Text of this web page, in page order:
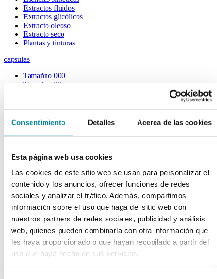
Consentimiento Detalles Acerca de las cookies
Esta página web usa cookies
Las cookies de este sitio web se usan para personalizar el
contenido y los anuncios, ofrecer funciones de redes
sociales y analizar el tráfico. Además, compartimos
información sobre el uso que haga del sitio web con
nuestros partners de redes sociales, publicidad y análisis
web, quienes pueden combinarla con otra información que
les haya proporcionado o que hayan recopilado a partir del
uso que haya hecho de sus servicios.
Extractos fluidos
Extractos glicólicos
Extracto oleoso
Extracto seco
Plantas y tinturas
capsulas
Tamañno 000
Tamañno 00
Tamañno 2
Tamañno 3
Tamañno 4
Tamañno 5
envases
Frascos farmacia
Frascos y tapas cosmética
Gama ariless
Tarros farmacia
Tubos
Envases unguator
Otros
material laboratorio